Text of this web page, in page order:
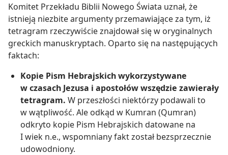
Komitet Przekładu Biblii Nowego Świata uznał, że
istnieją niezbite argumenty przemawiające za tym, iż
tetragram rzeczywiście znajdował się w oryginalnych
greckich manuskryptach. Oparto się na następujących
faktach:
Kopie Pism Hebrajskich wykorzystywane
w czasach Jezusa i apostołów wszędzie zawierały
tetragram. W przeszłości niektórzy podawali to
w wątpliwość. Ale odkąd w Kumran (Qumran)
odkryto kopie Pism Hebrajskich datowane na
I wiek n.e., wspomniany fakt został bezsprzecznie
udowodniony.